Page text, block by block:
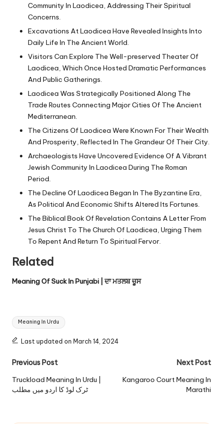
Community In Laodicea, Addressing Their Spiritual
Concerns.
Excavations At Laodicea Have Revealed Insights Into
Daily Life In The Ancient World.
Visitors Can Explore The Well-preserved Theater Of
Laodicea, Which Once Hosted Dramatic Performances
And Public Gatherings.
Laodicea Was Strategically Positioned Along The
Trade Routes Connecting Major Cities Of The Ancient
Mediterranean.
The Citizens Of Laodicea Were Known For Their Wealth
And Prosperity, Reflected In The Grandeur Of Their City.
Archaeologists Have Uncovered Evidence Of A Vibrant
Jewish Community In Laodicea During The Roman
Period.
The Decline Of Laodicea Began In The Byzantine Era,
As Political And Economic Shifts Altered Its Fortunes.
The Biblical Book Of Revelation Contains A Letter From
Jesus Christ To The Church Of Laodicea, Urging Them
To Repent And Return To Spiritual Fervor.
Related
Meaning Of Suck In Punjabi | ਦਾ ਮਤਲਬ ਚੂਸ
Tags:
Meaning In Urdu
Last updated on March 14, 2024
Post
navigation
Previous Post
Truckload Meaning In Urdu |
ٹرک لوڈ کا اردو میں مطلب
Next Post
Kangaroo Court Meaning In
Marathi